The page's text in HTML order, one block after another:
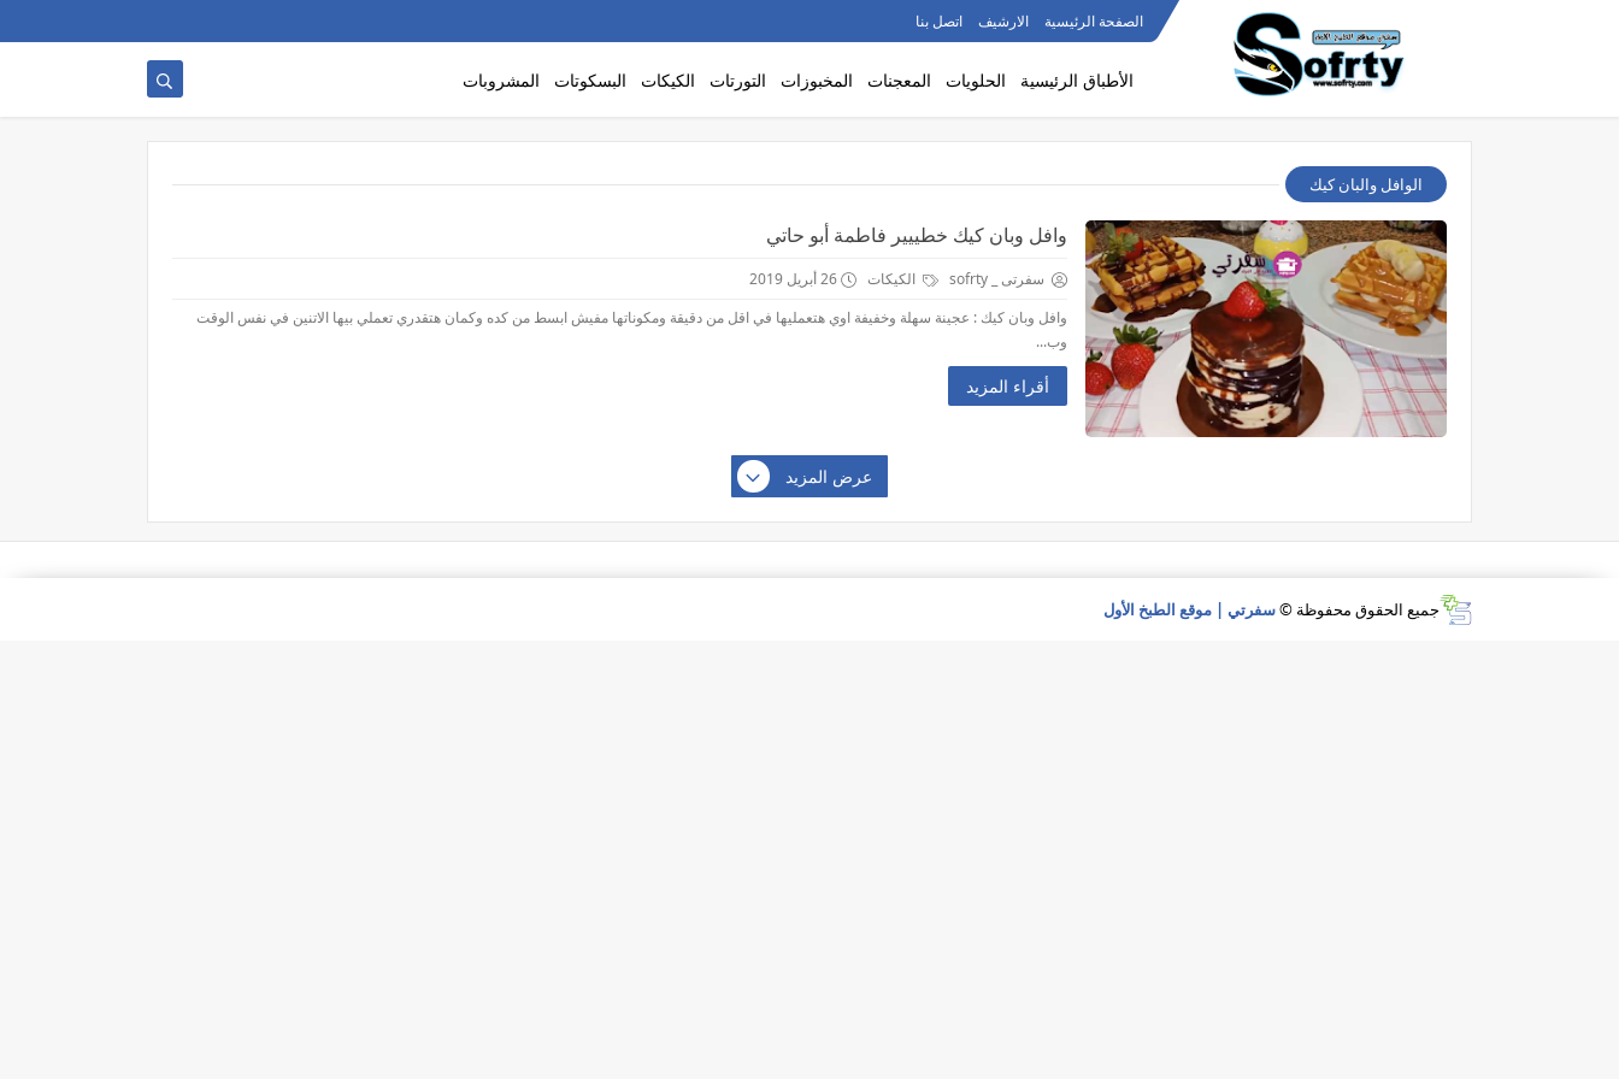
الصفحة الرئيسية الارشيف اتصل بنا
الأطباق الرئيسية الحلويات المعجنات المخبوزات التورتات الكيكات البسكوتات المشروبات
الوافل والبان كيك
وافل وبان كيك خطييير فاطمة أبو حاتي
سفرتى _ sofrty الكيكات
26 أبريل 2019
وافل وبان كيك : عجينة سهلة وخفيفة اوي هتعمليها في اقل من دقيقة ومكوناتها مفيش ابسط من كده وكمان هتقدري تعملي بيها الاتنين في نفس الوقت
وب...
أقراء المزيد
عرض المزيد
جميع الحقوق محفوظة ©سفرتي | موقع الطبخ الأول